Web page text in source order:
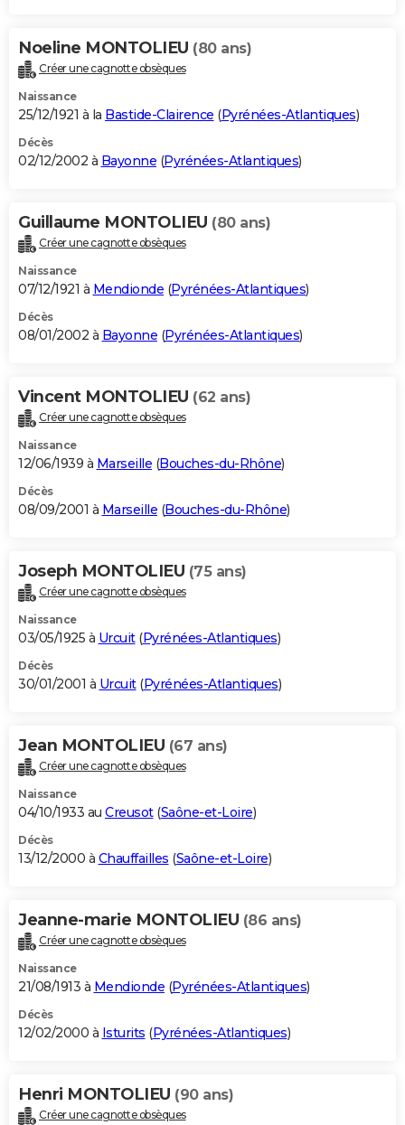
Noeline MONTOLIEU (80 ans)
Créer une cagnotte obsèques
Naissance
25/12/1921 à la Bastide-Clairence (Pyrénées-Atlantiques)
Décès
02/12/2002 à Bayonne (Pyrénées-Atlantiques)
Guillaume MONTOLIEU (80 ans)
Créer une cagnotte obsèques
Naissance
07/12/1921 à Mendionde (Pyrénées-Atlantiques)
Décès
08/01/2002 à Bayonne (Pyrénées-Atlantiques)
Vincent MONTOLIEU (62 ans)
Créer une cagnotte obsèques
Naissance
12/06/1939 à Marseille (Bouches-du-Rhône)
Décès
08/09/2001 à Marseille (Bouches-du-Rhône)
Joseph MONTOLIEU (75 ans)
Créer une cagnotte obsèques
Naissance
03/05/1925 à Urcuit(Pyrénées-Atlantiques)
Décès
30/01/2001 à Urcuit(Pyrénées-Atlantiques)
Jean MONTOLIEU (67 ans)
Créer une cagnotte obsèques
Naissance
04/10/1933 au Creusot(Saône-et-Loire)
Décès
13/12/2000 à Chauffailles (Saône-et-Loire)
Jeanne-marie MONTOLIEU (86 ans)
Créer une cagnotte obsèques
Naissance
21/08/1913 à Mendionde (Pyrénées-Atlantiques)
Décès
12/02/2000 à Isturits (Pyrénées-Atlantiques)
Henri MONTOLIEU (90 ans)
Créer une cagnotte obsèques